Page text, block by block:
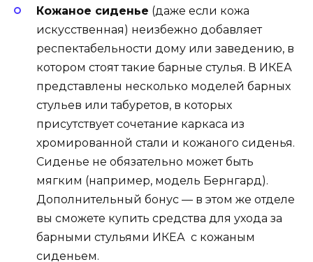
Кожаное сиденье (даже если кожа
искусственная) неизбежно добавляет
респектабельности дому или заведению, в
котором стоят такие барные стулья. В ИКЕА
представлены несколько моделей барных
стульев или табуретов, в которых
присутствует сочетание каркаса из
хромированной стали и кожаного сиденья.
Сиденье не обязательно может быть
мягким (например, модель Бернгард).
Дополнительный бонус — в этом же отделе
вы сможете купить средства для ухода за
барными стульями ИКЕА с кожаным
сиденьем.